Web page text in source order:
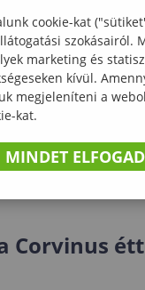
vára
Corvinus
cookie-kat
szokásairól.
marketing és
kívül.
megjeleníteni a
kat.
MINDET